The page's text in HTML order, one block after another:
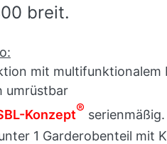
breit.
mit multifunktionalem
umrüstbar
Konzept® serienmäßig.
1 Garderobenteil mit